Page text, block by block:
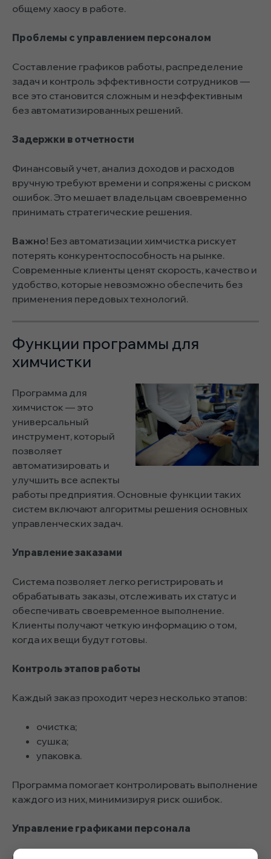
общему хаосу в работе.
Проблемы с управлением персоналом
Составление графиков работы, распределение
задач и контроль эффективности сотрудников —
все это становится сложным и неэффективным
без автоматизированных решений.
Задержки в отчетности
Финансовый учет, анализ доходов и расходов
вручную требуют времени и сопряжены с риском
ошибок. Это мешает владельцам своевременно
принимать стратегические решения.
Важно! Без автоматизации химчистка рискует
потерять конкурентоспособность на рынке.
Современные клиенты ценят скорость, качество и
удобство, которые невозможно обеспечить без
применения передовых технологий.
Функции программы для
химчистки
Программа для
химчисток — это
универсальный
инструмент, который
позволяет
автоматизировать и
улучшить все аспекты
работы предприятия. Основные функции таких
систем включают алгоритмы решения основных
управленческих задач.
Управление заказами
Система позволяет легко регистрировать и
обрабатывать заказы, отслеживать их статус и
обеспечивать своевременное выполнение.
Клиенты получают четкую информацию о том,
когда их вещи будут готовы.
Контроль этапов работы
Каждый заказ проходит через несколько этапов:
очистка;
сушка;
упаковка.
Программа помогает контролировать выполнение
каждого из них, минимизируя риск ошибок.
Управление графиками персонала